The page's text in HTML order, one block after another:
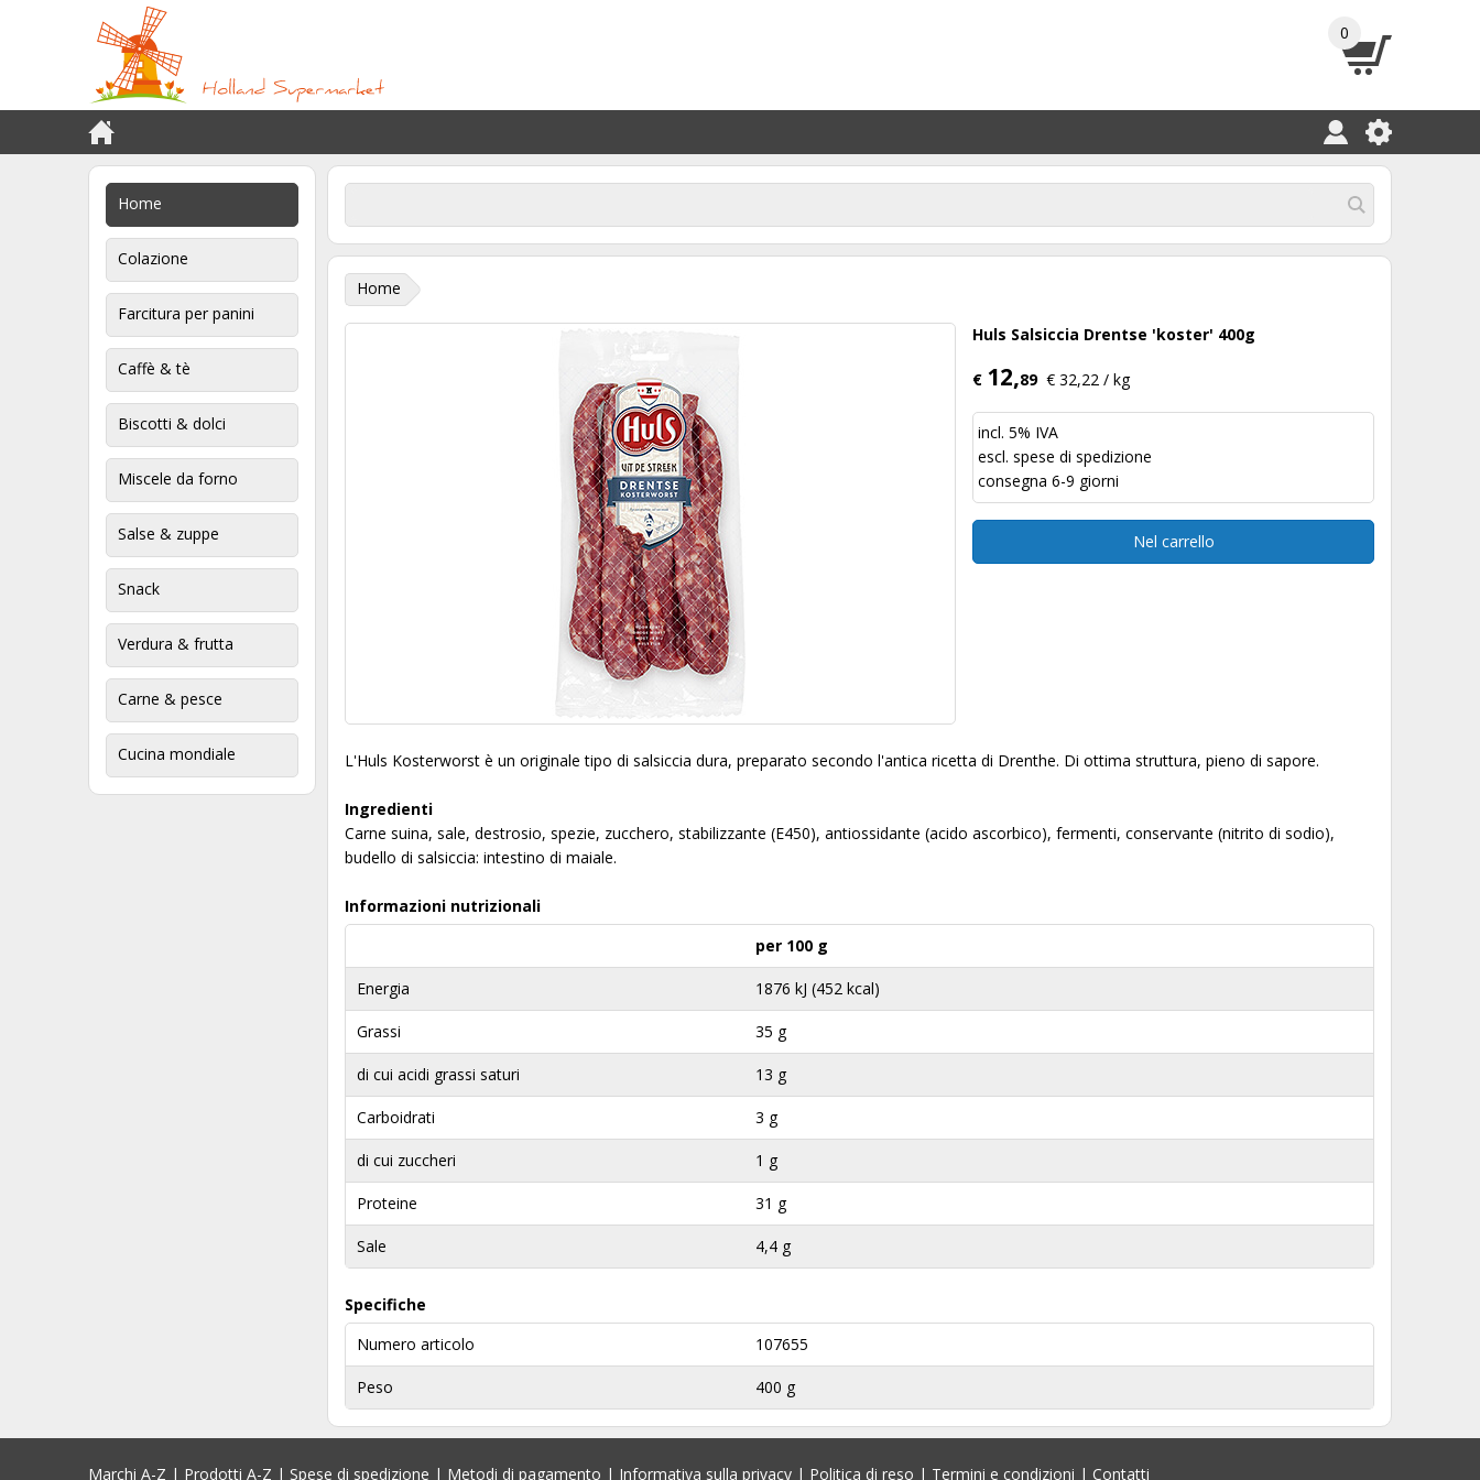
0
Home
Colazione
Farcitura per panini
Caffè & tè
Biscotti & dolci
Miscele da forno
Salse & zuppe
Snack
Verdura & frutta
Carne & pesce
Cucina mondiale
Home
Huls Salsiccia Drentse 'koster' 400g
€ 12,89€ 32,22 / kg
incl. 5% IVA
escl. spese di spedizione
consegna 6-9 giorni
Nel carrello
L'Huls Kosterworst è un originale tipo di salsiccia dura, preparato secondo l'antica ricetta di Drenthe. Di ottima struttura, pieno di sapore.
Ingredienti
Carne suina, sale, destrosio, spezie, zucchero, stabilizzante (E450), antiossidante (acido ascorbico), fermenti, conservante (nitrito di sodio),
budello di salsiccia: intestino di maiale.
Informazioni nutrizionali
per 100 g
Energia 1876 kJ (452 kcal)
Grassi 35 g
di cui acidi grassi saturi 13 g
Carboidrati 3 g
di cui zuccheri 1 g
Proteine 31 g
Sale 4,4 g
Specifiche
Numero articolo
107655
Peso 400 g
Marchi A-Z | Prodotti A-Z | Spese di spedizione | Metodi di pagamento | Informativa sulla privacy | Politica di reso | Termini e condizioni | Contatti